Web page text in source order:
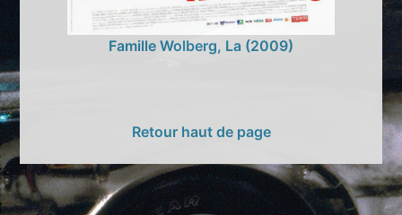
Famille Wolberg, La (2009)
Retour haut de page